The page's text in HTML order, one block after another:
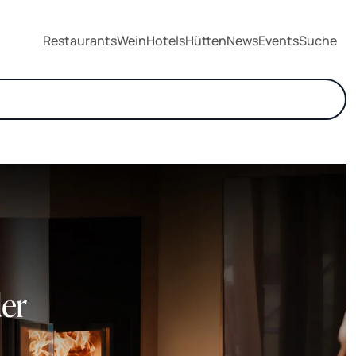
RestaurantsWeinHotelsHüttenNewsEventsSuche